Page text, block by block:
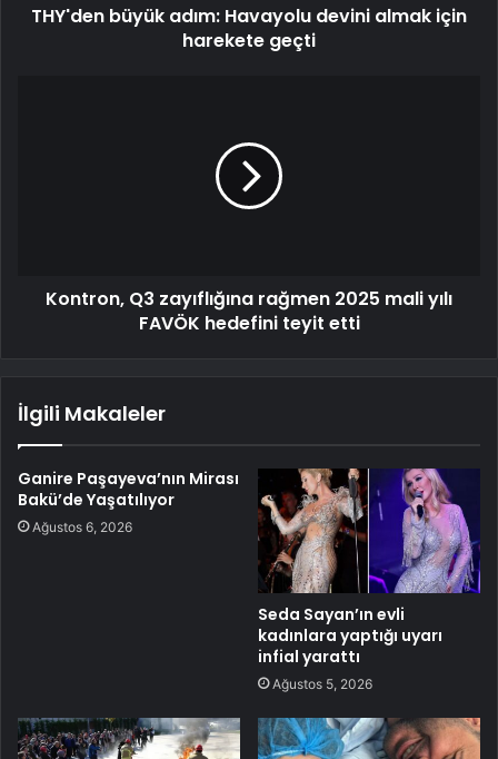
THY'den büyük adım: Havayolu devini almak için
harekete geçti
Kontron, Q3 zayıflığına rağmen 2025 mali yılı
FAVÖK hedefini teyit etti
İlgili Makaleler
Ganire Paşayeva’nın Mirası
Bakü’de Yaşatılıyor
Ağustos 6, 2026
Seda Sayan’ın evli
kadınlara yaptığı uyarı
infial yarattı
Ağustos 5, 2026